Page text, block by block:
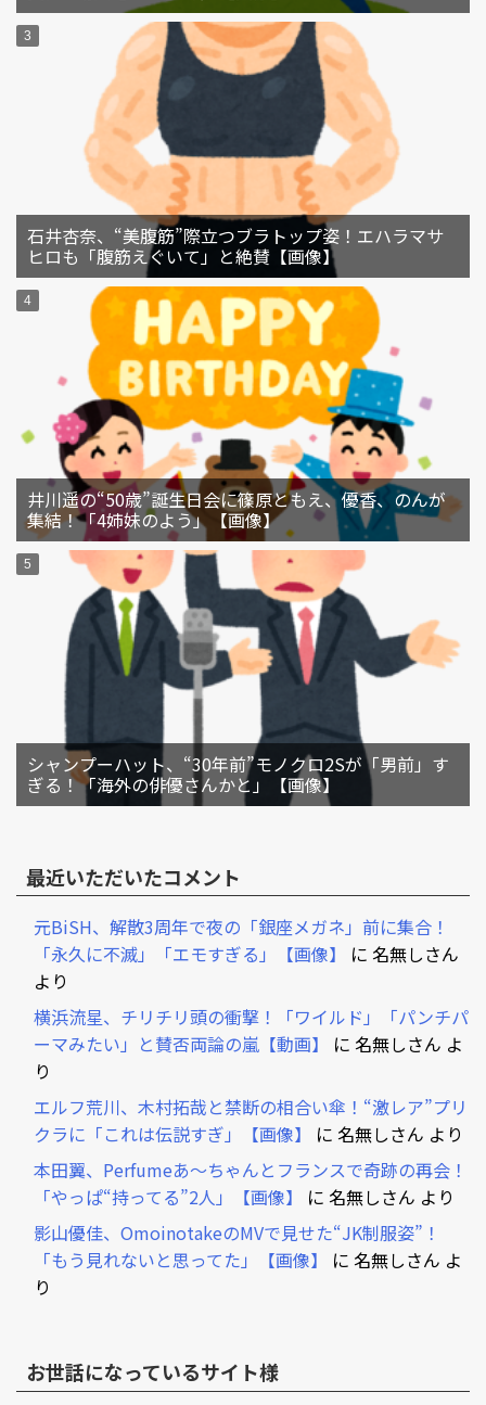
石井杏奈、“美腹筋”際立つブラトップ姿！エハラマサ
ヒロも「腹筋えぐいて」と絶賛【画像】
井川遥の“50歳”誕生日会に篠原ともえ、優香、のんが
集結！「4姉妹のよう」【画像】
シャンプーハット、“30年前”モノクロ2Sが「男前」す
ぎる！「海外の俳優さんかと」【画像】
最近いただいたコメント
元BiSH、解散3周年で夜の「銀座メガネ」前に集合！
「永久に不滅」「エモすぎる」【画像】
に 名無しさん
より
横浜流星、チリチリ頭の衝撃！「ワイルド」「パンチパ
ーマみたい」と賛否両論の嵐【動画】
に 名無しさん よ
り
エルフ荒川、木村拓哉と禁断の相合い傘！“激レア”プリ
クラに「これは伝説すぎ」【画像】
に 名無しさん より
本田翼、Perfumeあ～ちゃんとフランスで奇跡の再会！
「やっぱ“持ってる”2人」【画像】
に 名無しさん より
影山優佳、OmoinotakeのMVで見せた“JK制服姿”！
「もう見れないと思ってた」【画像】
に 名無しさん よ
り
お世話になっているサイト様